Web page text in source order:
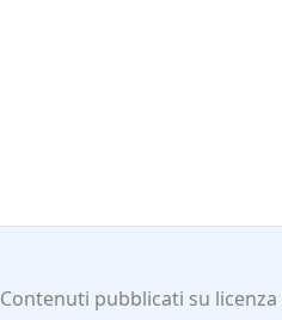
Contenuti pubblicati su licenza